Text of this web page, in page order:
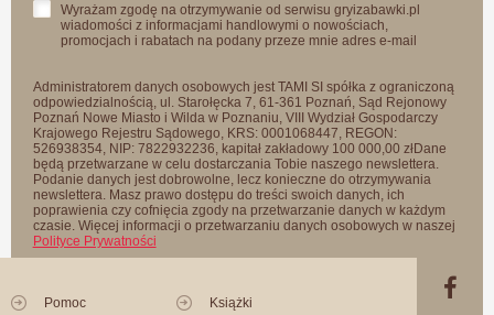
Wyrażam zgodę na otrzymywanie od serwisu gryizabawki.pl
wiadomości z informacjami handlowymi o nowościach,
promocjach i rabatach na podany przeze mnie adres e-mail
Administratorem danych osobowych jest TAMI SI spółka z ograniczoną
odpowiedzialnością, ul. Starołęcka 7, 61-361 Poznań, Sąd Rejonowy
Poznań Nowe Miasto i Wilda w Poznaniu, VIII Wydział Gospodarczy
Krajowego Rejestru Sądowego, KRS: 0001068447, REGON:
526938354, NIP: 7822932236, kapitał zakładowy 100 000,00 złDane
będą przetwarzane w celu dostarczania Tobie naszego newslettera.
Podanie danych jest dobrowolne, lecz konieczne do otrzymywania
newslettera. Masz prawo dostępu do treści swoich danych, ich
poprawienia czy cofnięcia zgody na przetwarzanie danych w każdym
czasie. Więcej informacji o przetwarzaniu danych osobowych w naszej
Polityce Prywatności
Pomoc Książki